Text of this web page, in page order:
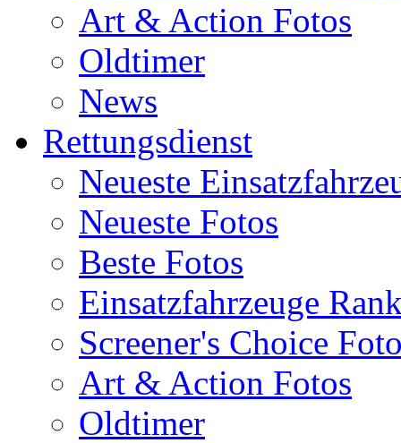
Art & Action Fotos
Oldtimer
News
Rettungsdienst
Neueste
Neueste Fotos
Beste Fotos
Einsatzfahrzeuge
Screener's Choice
Art & Action Fotos
Oldtimer